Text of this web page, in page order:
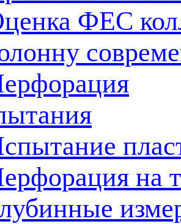
ФЕС
на